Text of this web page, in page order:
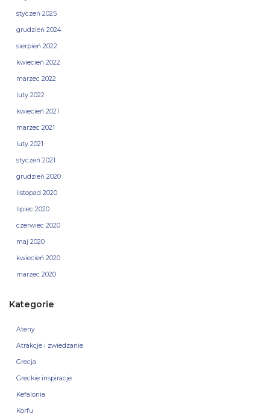
styczeń 2025
grudzień 2024
sierpień 2022
kwiecień 2022
marzec 2022
luty 2022
kwiecień 2021
marzec 2021
luty 2021
styczeń 2021
grudzień 2020
listopad 2020
lipiec 2020
czerwiec 2020
maj 2020
kwiecień 2020
marzec 2020
Kategorie
Ateny
Atrakcje i zwiedzanie
Grecja
Greckie inspiracje
Kefalonia
Korfu